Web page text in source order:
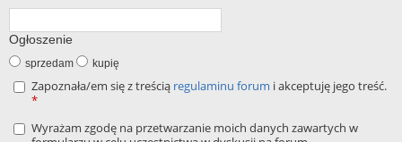
Ogłoszenie
sprzedam kupię
Zapoznała/em się z treścią regulaminu forum i akceptuję jego treść.
*
Wyrażam zgodę na przetwarzanie moich danych zawartych w